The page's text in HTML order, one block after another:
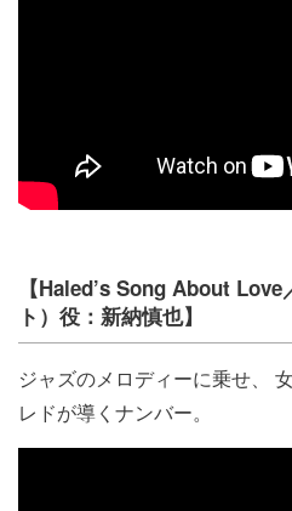
【Haled’s Song About
ト）役：新納慎也】
ジャズのメロディーに乗せ、
レドが導くナンバー。